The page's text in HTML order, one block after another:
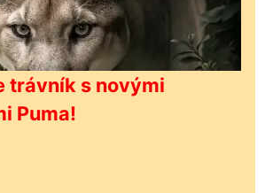
trávník s novými
Puma!